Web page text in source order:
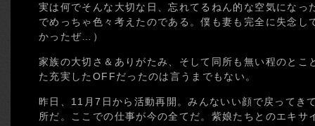
実は何でそんな大切な日、忘れてるねん的な空気になっ
でめっちゃ色々考えたのである。僕も妻も完全に失念
かったぜ…）
家族の大切さ＆ありがたみ、そして同所も無い程のとこ
た充実したOFFだったのは言うまでもない。
昨日、11月7日から活動再開。みんないい顔で戻ってき
所だ。ここでの仕事が今の全てだ。紫娘たちとのエキサ